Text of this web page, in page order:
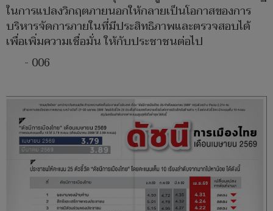
ในการแปลงวิกฤตภายนอกให้กลายเป็นโอกาสของการ
บริหารจัดการภายในที่มีประสิทธิภาพและตรวจสอบได้
เพื่อเพิ่มความเชื่อมั่น ให้กับประชาชนต่อไป
- 006